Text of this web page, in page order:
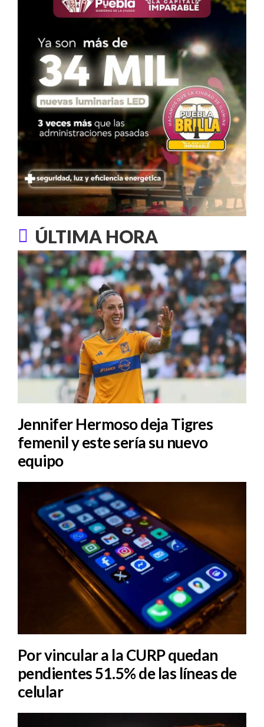
ÚLTIMA HORA
Jennifer Hermoso deja Tigres
femenil y este sería su nuevo
equipo
Por vincular a la CURP quedan
pendientes 51.5% de las líneas de
celular